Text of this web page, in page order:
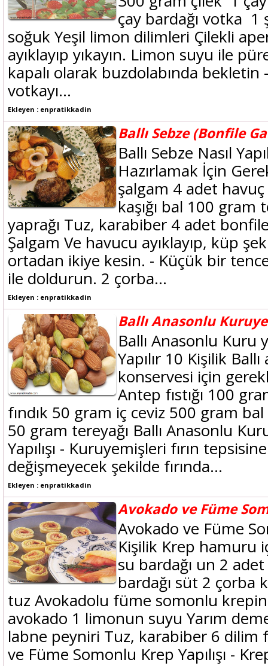
çay bardağı votka 1
soğuk Yeşil limon dilimleri Çilekli
ayıklayıp yıkayın. Limon suyu ile
kapalı olarak buzdolabında
votkayı...
Ekleyen : enpratikkadin
Ballı Sebze (Bonfile
Ballı Sebze Nasıl
Hazırlamak İçin
şalgam 4 adet
kaşığı bal 100 gram
yaprağı Tuz, karabiber 4 adet bonfile
Şalgam Ve havucu ayıklayıp, küp
ortadan ikiye kesin. - Küçük bir
ile doldurun. 2 çorba...
Ekleyen : enpratikkadin
Ballı Anasonlu
Ballı Anasonlu Kuru
Yapılır 10 Kişilik
konservesi için
Antep fıstığı 100
fındık 50 gram iç ceviz 500 gram bal
50 gram tereyağı Ballı Anasonlu
Yapılışı - Kuruyemişleri fırın
değişmeyecek şekilde fırında...
Ekleyen : enpratikkadin
Avokado ve Füme
Avokado ve Füme
Kişilik Krep hamuru
su bardağı un 2
bardağı süt 2 çorba
tuz Avokadolu füme somonlu
avokado 1 limonun suyu Yarım
labne peyniri Tuz, karabiber 6 dilim
ve Füme Somonlu Krep Yapılışı -